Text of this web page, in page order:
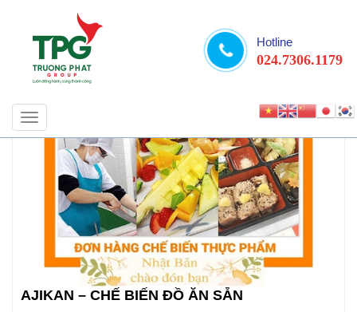
Hotline
024.7306.1179
Toggle
navigation
AJIKAN – CHẾ BIẾN ĐỒ ĂN SẴN